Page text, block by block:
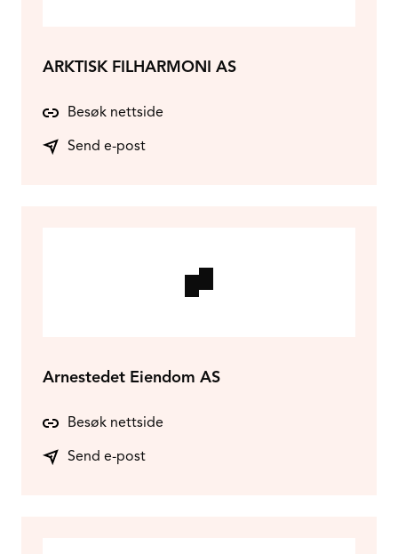
ARKTISK FILHARMONI AS
Besøk nettside
Send e-post
Arnestedet Eiendom AS
Besøk nettside
Send e-post